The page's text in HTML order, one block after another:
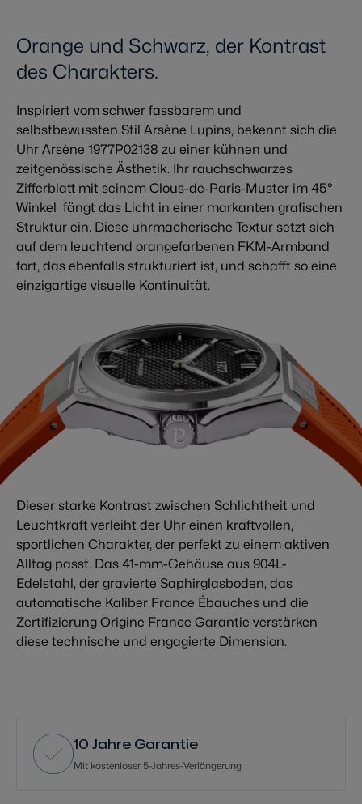
Orange und Schwarz, der Kontrast
des Charakters.
Inspiriert vom schwer fassbarem und
selbstbewussten Stil Arsène Lupins, bekennt sich die
Uhr Arsène 1977P02138 zu einer kühnen und
zeitgenössische Ästhetik. Ihr rauchschwarzes
Zifferblatt mit seinem Clous-de-Paris-Muster im 45°
Winkel fängt das Licht in einer markanten grafischen
Struktur ein. Diese uhrmacherische Textur setzt sich
auf dem leuchtend orangefarbenen FKM-Armband
fort, das ebenfalls strukturiert ist, und schafft so eine
einzigartige visuelle Kontinuität.
Dieser starke Kontrast zwischen Schlichtheit und
Leuchtkraft verleiht der Uhr einen kraftvollen,
sportlichen Charakter, der perfekt zu einem aktiven
Alltag passt. Das 41-mm-Gehäuse aus 904L-
Edelstahl, der gravierte Saphirglasboden, das
automatische Kaliber France Ébauches und die
Zertifizierung Origine France Garantie verstärken
diese technische und engagierte Dimension.
10 Jahre Garantie
Mit kostenloser 5-Jahres-Verlängerung